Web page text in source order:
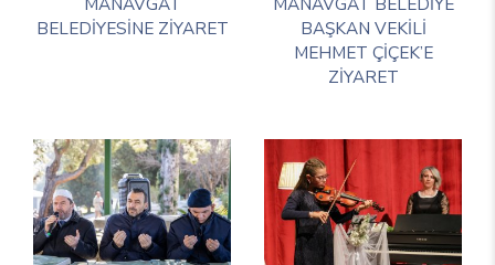
BELEDİYESİNE ZİYARET
BAŞKAN VEKİLİ
MEHMET ÇİÇEK’E
ZİYARET